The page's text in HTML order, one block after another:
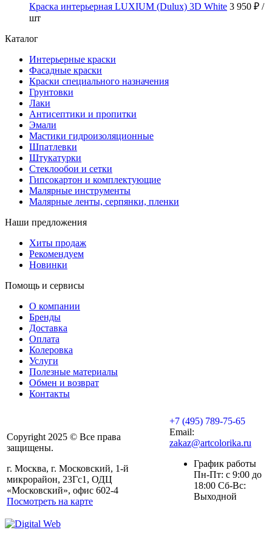
Краска интерьерная LUXIUM (Dulux) 3D White 3 950 ₽ /
шт
Каталог
Интерьерные краски
Фасадные краски
Краски специального назначения
Грунтовки
Лаки
Антисептики и пропитки
Эмали
Мастики гидроизоляционные
Шпатлевки
Штукатурки
Стеклообои и сетки
Гипсокартон и комплектующие
Малярные инструменты
Малярные ленты, серпянки, пленки
Наши предложения
Хиты продаж
Рекомендуем
Новинки
Помощь и сервисы
О компании
Бренды
Доставка
Оплата
Колеровка
Услуги
Полезные материалы
Обмен и возврат
Контакты
Copyright 2025 © Все права
защищены.
г. Москва, г. Московский, 1-й
микрорайон, 23Гс1, ОДЦ
«Московский», офис 602-4
Посмотреть на карте
+7 (495) 789-75-65
Email:
zakaz@artcolorika.ru
График работы
Пн-Пт: с 9:00 до
18:00 Сб-Вс:
Выходной